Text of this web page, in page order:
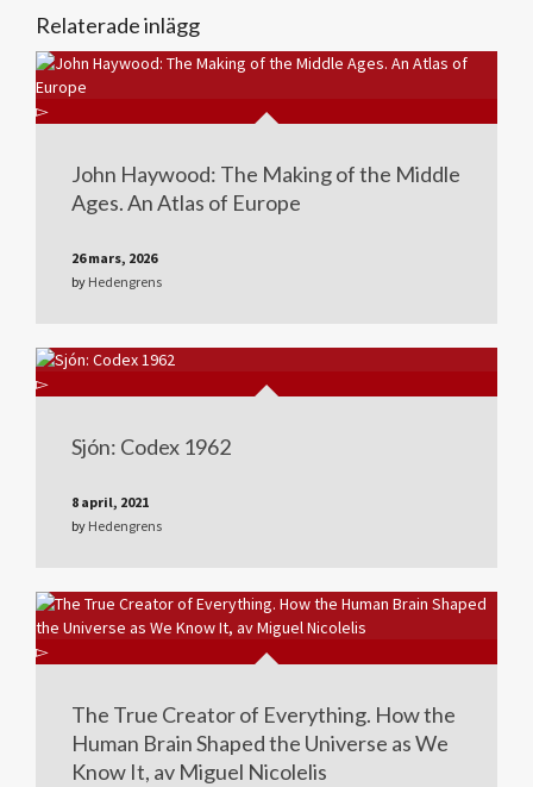
Relaterade inlägg
John Haywood: The Making of the Middle
Ages. An Atlas of Europe
26 mars, 2026
by Hedengrens
Sjón: Codex 1962
8 april, 2021
by Hedengrens
The True Creator of Everything. How the
Human Brain Shaped the Universe as We
Know It, av Miguel Nicolelis